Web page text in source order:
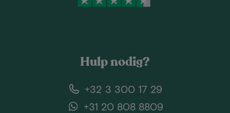
Hulp nodig?
+32 3 300 17 29
+31 20 808 8809